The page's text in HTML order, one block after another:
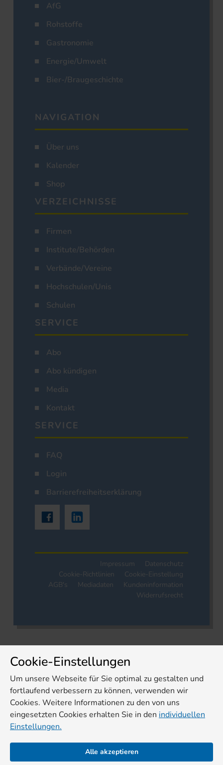
AfG
Rohstoffe
Gastronomie
Energie/Umwelt
Bier-/Braugeschichte
NAVIGATION
Über uns
Kalender
Shop
VERZEICHNISSE
Firmen
Institute/Behörden
Verbände/Vereine
Hochschulen/Unis
Schulen
SERVICE
Abo
Abo kündigen
Media
Kontakt
SERVICE
FAQ
Login
Barrierefreiheitserklärung
Impressum
Datenschutz
Cookie-Richtlinien
Cookie-Einstellung
AGB's
Mediadaten
Kundeninformation
Widerrufsrecht
Cookie-Einstellungen
Um unsere Webseite für Sie optimal zu gestalten und
fortlaufend verbessern zu können, verwenden wir
Cookies. Weitere Informationen zu den von uns
eingesetzten Cookies erhalten Sie in den individuellen
Einstellungen.
Alle akzeptieren